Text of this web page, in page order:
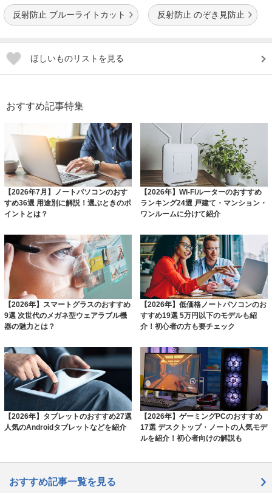
反射防止 ブルーライトカット 反射防止 のぞき見防止
ほしいものリストを見る
おすすめ記事特集
【2026年7月】ノートパソコンのおす
すめ36選 用途別に解説！選ぶときのポ
イントとは？
【2026年】Wi-Fiルーターのおすすめ
ランキング24選 戸建て・マンション・
ワンルームに分けて紹介
【2026年】スマートグラスのおすすめ
9選 次世代のメガネ型ウェアラブル機
器の魅力とは？
【2026年】低価格ノートパソコンのお
すすめ19選 5万円以下のモデルも紹
介！初心者の方も要チェック
【2026年】タブレットのおすすめ27選
人気のAndroidタブレットなどを紹介
【2026年】ゲーミングPCのおすすめ
17選 デスクトップ・ノートの人気モデ
ルを紹介！初心者向けの解説も
おすすめ記事一覧を見る